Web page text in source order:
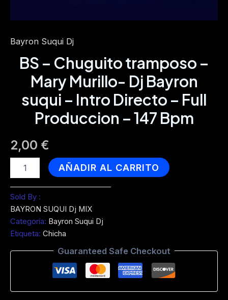
Bayron Suqui Dj
BS – Chuguito tramposo –
Mary Murillo- Dj Bayron
suqui – Intro Directo – Full
Produccion – 147 Bpm
2,00 €
tramposo
Mary
Murillo-
Dj
suqui
-
AÑADIR AL CARRITO
Sold By :
BAYRON SUQUI Dj MIX
Categoría: Bayron Suqui Dj
Etiqueta: Chicha
Guaranteed Safe Checkout